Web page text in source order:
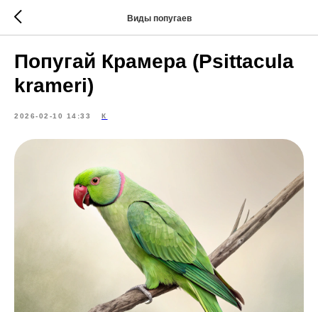
Виды попугаев
Попугай Крамера (Psittacula
krameri)
2026-02-10 14:33 К